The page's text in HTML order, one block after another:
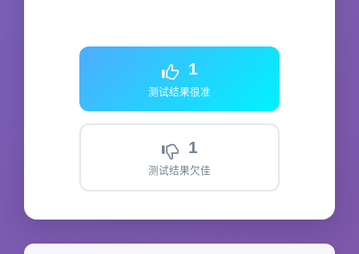
1
测试结果很准
1
测试结果欠佳